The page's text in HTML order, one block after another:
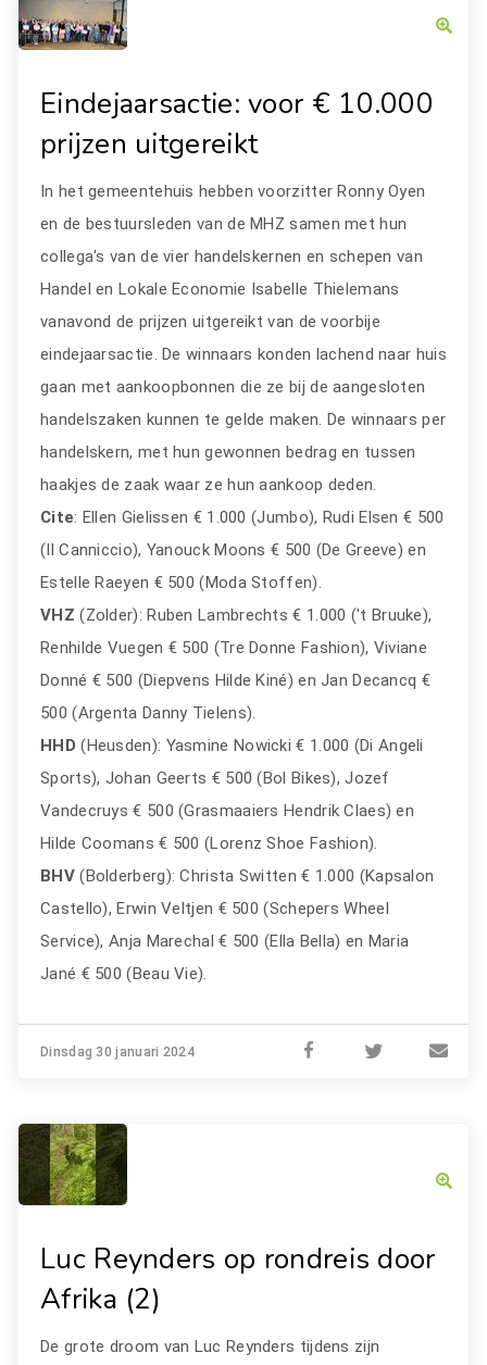
Eindejaarsactie: voor € 10.000
prijzen uitgereikt
In het gemeentehuis hebben voorzitter Ronny Oyen
en de bestuursleden van de MHZ samen met hun
collega's van de vier handelskernen en schepen van
Handel en Lokale Economie Isabelle Thielemans
vanavond de prijzen uitgereikt van de voorbije
eindejaarsactie. De winnaars konden lachend naar huis
gaan met aankoopbonnen die ze bij de aangesloten
handelszaken kunnen te gelde maken. De winnaars per
handelskern, met hun gewonnen bedrag en tussen
haakjes de zaak waar ze hun aankoop deden.
Cite: Ellen Gielissen € 1.000 (Jumbo), Rudi Elsen € 500
(Il Canniccio), Yanouck Moons € 500 (De Greeve) en
Estelle Raeyen € 500 (Moda Stoffen).
VHZ(Zolder): Ruben Lambrechts € 1.000 ('t Bruuke),
Renhilde Vuegen € 500 (Tre Donne Fashion), Viviane
Donné € 500 (Diepvens Hilde Kiné) en Jan Decancq €
500 (Argenta Danny Tielens).
HHD(Heusden): Yasmine Nowicki € 1.000 (Di Angeli
Sports), Johan Geerts € 500 (Bol Bikes), Jozef
Vandecruys € 500 (Grasmaaiers Hendrik Claes) en
Hilde Coomans € 500 (Lorenz Shoe Fashion).
BHV(Bolderberg): Christa Switten € 1.000 (Kapsalon
Castello), Erwin Veltjen € 500 (Schepers Wheel
Service), Anja Marechal € 500 (Ella Bella) en Maria
Jané € 500 (Beau Vie).
Dinsdag 30 januari 2024
Luc Reynders op rondreis door
Afrika (2)
De grote droom van Luc Reynders tijdens zijn